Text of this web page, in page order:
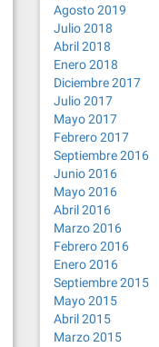
Agosto 2019
Julio 2018
Abril 2018
Enero 2018
Diciembre 2017
Julio 2017
Mayo 2017
Febrero 2017
Septiembre 2016
Junio 2016
Mayo 2016
Abril 2016
Marzo 2016
Febrero 2016
Enero 2016
Septiembre 2015
Mayo 2015
Abril 2015
Marzo 2015